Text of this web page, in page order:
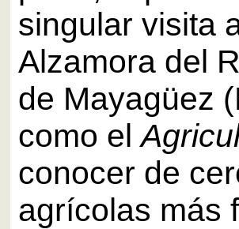
singular visita
Alzamora del
de Mayagüez
como el
conocer de
agrícolas más